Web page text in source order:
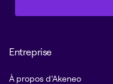
Entreprise
À propos d’Akeneo